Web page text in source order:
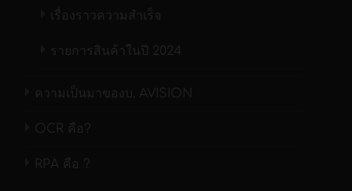
เรื่องราวความสำเร็จ
รายการสินค้าในปี 2024
ความเป็นมาของบ. AVISION
OCR คือ?
RPA คือ ?